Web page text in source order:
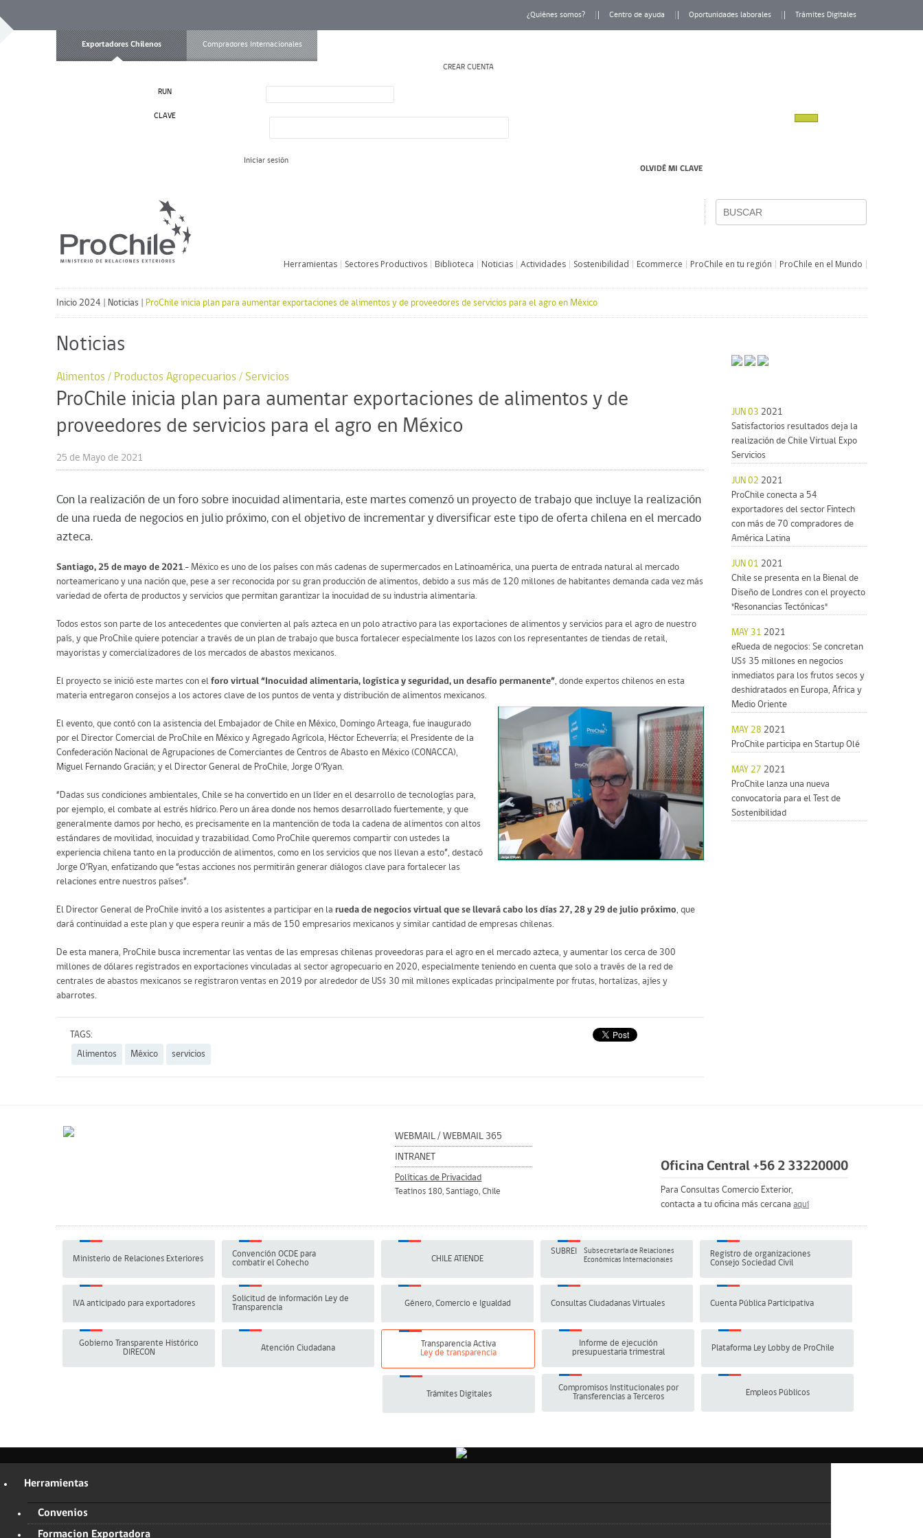
¿Quiénes somos? Centro de ayuda Oportunidades laborales Trámites Digitales
Exportadores Chilenos Compradores Internacionales
CREAR CUENTA
RUN
CLAVE
Iniciar sesión
OLVIDÉ MI CLAVE
Herramientas Sectores Productivos Biblioteca Noticias Actividades Sostenibilidad Ecommerce ProChile en tu región ProChile en el Mundo
Inicio 2024 Noticias ProChile inicia plan para aumentar exportaciones de alimentos y de proveedores de servicios para el agro en México
Noticias
Alimentos / Productos Agropecuarios / Servicios
ProChile inicia plan para aumentar exportaciones de alimentos y de
proveedores de servicios para el agro en México
25 de Mayo de 2021
Con la realización de un foro sobre inocuidad alimentaria, este martes comenzó un proyecto de trabajo que incluye la realización
de una rueda de negocios en julio próximo, con el objetivo de incrementar y diversificar este tipo de oferta chilena en el mercado
azteca.
Santiago, 25 de mayo de 2021.- México es uno de los países con más cadenas de supermercados en Latinoamérica, una puerta de entrada natural al mercado
norteamericano y una nación que, pese a ser reconocida por su gran producción de alimentos, debido a sus más de 120 millones de habitantes demanda cada vez más
variedad de oferta de productos y servicios que permitan garantizar la inocuidad de su industria alimentaria.
Todos estos son parte de los antecedentes que convierten al país azteca en un polo atractivo para las exportaciones de alimentos y servicios para el agro de nuestro
país, y que ProChile quiere potenciar a través de un plan de trabajo que busca fortalecer especialmente los lazos con los representantes de tiendas de retail,
mayoristas y comercializadores de los mercados de abastos mexicanos.
El proyecto se inició este martes con el foro virtual “Inocuidad alimentaria, logística y seguridad, un desafío permanente”, donde expertos chilenos en esta
materia entregaron consejos a los actores clave de los puntos de venta y distribución de alimentos mexicanos.
El evento, que contó con la asistencia del Embajador de Chile en México, Domingo Arteaga, fue inaugurado
por el Director Comercial de ProChile en México y Agregado Agrícola, Héctor Echeverría; el Presidente de la
Confederación Nacional de Agrupaciones de Comerciantes de Centros de Abasto en México (CONACCA),
Miguel Fernando Gracián; y el Director General de ProChile, Jorge O’Ryan.
“Dadas sus condiciones ambientales, Chile se ha convertido en un líder en el desarrollo de tecnologías para,
por ejemplo, el combate al estrés hídrico. Pero un área donde nos hemos desarrollado fuertemente, y que
generalmente damos por hecho, es precisamente en la mantención de toda la cadena de alimentos con altos
estándares de movilidad, inocuidad y trazabilidad. Como ProChile queremos compartir con ustedes la
experiencia chilena tanto en la producción de alimentos, como en los servicios que nos llevan a esto”, destacó
Jorge O’Ryan, enfatizando que “estas acciones nos permitirán generar diálogos clave para fortalecer las
relaciones entre nuestros países”.
El Director General de ProChile invitó a los asistentes a participar en la rueda de negocios virtual que se llevará cabo los días 27, 28 y 29 de julio próximo, que
dará continuidad a este plan y que espera reunir a más de 150 empresarios mexicanos y similar cantidad de empresas chilenas.
De esta manera, ProChile busca incrementar las ventas de las empresas chilenas proveedoras para el agro en el mercado azteca, y aumentar los cerca de 300
millones de dólares registrados en exportaciones vinculadas al sector agropecuario en 2020, especialmente teniendo en cuenta que solo a través de la red de
centrales de abastos mexicanos se registraron ventas en 2019 por alrededor de US$ 30 mil millones explicadas principalmente por frutas, hortalizas, ajíes y
abarrotes.
TAGS:
Alimentos
México servicios
JUN 03 2021
Satisfactorios resultados deja la
realización de Chile Virtual Expo
Servicios
JUN 02 2021
ProChile conecta a 54
exportadores del sector Fintech
con más de 70 compradores de
América Latina
JUN 01 2021
Chile se presenta en la Bienal de
Diseño de Londres con el proyecto
"Resonancias Tectónicas"
MAY 31 2021
eRueda de negocios: Se concretan
US$ 35 millones en negocios
inmediatos para los frutos secos y
deshidratados en Europa, África y
Medio Oriente
MAY 28 2021
ProChile participa en Startup Olé
MAY 27 2021
ProChile lanza una nueva
convocatoria para el Test de
Sostenibilidad
Oficina Central +56 2 33220000
Para Consultas Comercio Exterior,
contacta a tu oficina más cercana aquí
WEBMAIL /WEBMAIL 365
INTRANET
Políticas de Privacidad
Teatinos 180, Santiago, Chile
Ministerio de Relaciones Exteriores
Convención OCDE para
combatir el Cohecho
CHILE ATIENDE
SUBREI
Subsecretaría de Relaciones
Económicas Internacionales
Registro de organizaciones
Consejo Sociedad Civil
IVA anticipado para exportadores
Solicitud de información Ley de
Transparencia
Género, Comercio e Igualdad Consultas Ciudadanas Virtuales Cuenta Pública Participativa
Gobierno Transparente Histórico
DIRECON
Atención Ciudadana
Transparencia Activa
Ley de transparencia
Informe de ejecución
presupuestaria trimestral
Plataforma Ley Lobby de ProChile
Empleos Públicos
Compromisos Institucionales por
Transferencias a Terceros
Trámites Digitales
Herramientas
Convenios
Formacion Exportadora